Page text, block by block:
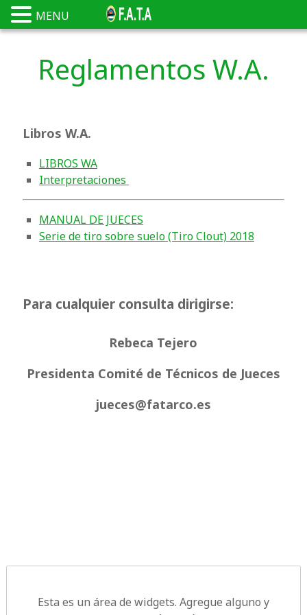
Reglamentos W.A.
Libros W.A.
LIBROS WA
Interpretaciones
MANUAL DE JUECES
Serie de tiro sobre suelo (Tiro Clout) 2018
Para cualquier consulta dirigirse:
Rebeca Tejero
Presidenta Comité de Técnicos de Jueces
jueces@fatarco.es
Esta es un área de widgets. Agregue alguno y
MENU